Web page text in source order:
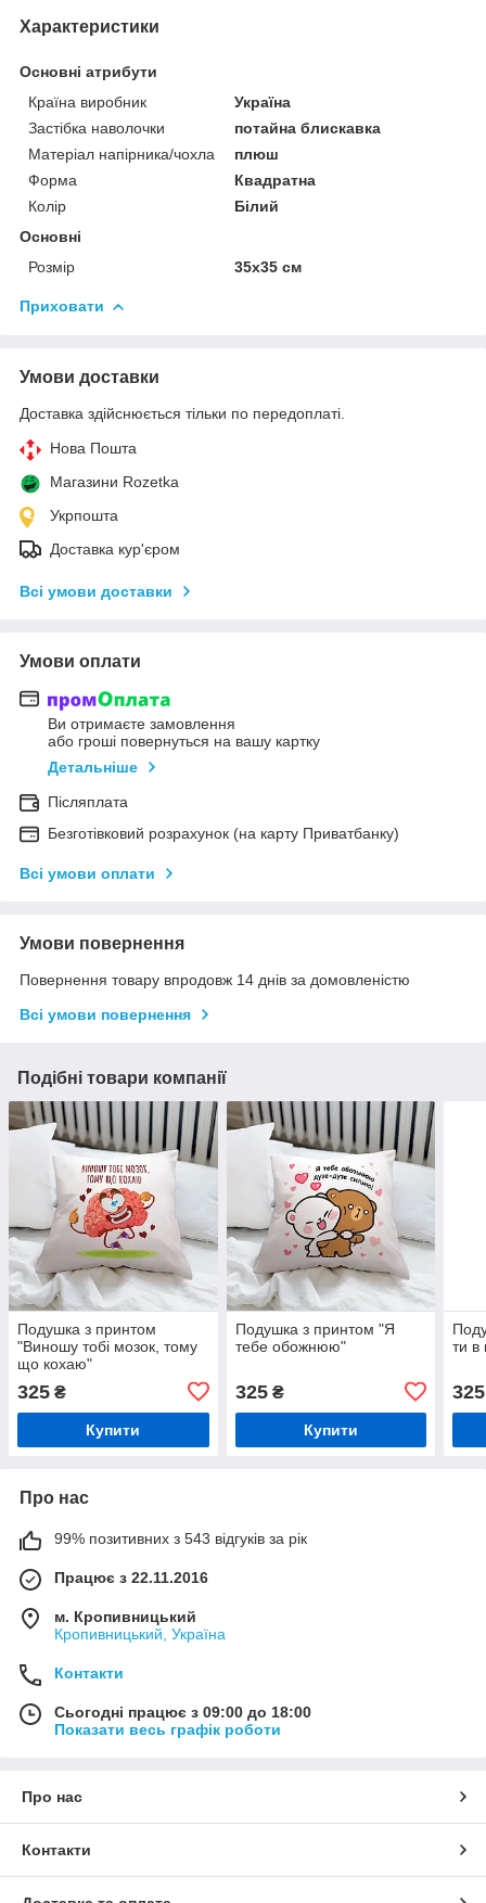
Характеристики
Основні атрибути
Країна виробник
Україна
Застібка наволочки
потайна блискавка
Матеріал напірника/чохла
плюш
Форма
Квадратна
Колір
Білий
Основні
Розмір
35x35 см
Приховати
Умови доставки
Доставка здійснюється тільки по передоплаті.
Нова Пошта
Магазини Rozetka
Укрпошта
Доставка кур'єром
Всі умови доставки
Умови оплати
Ви отримаєте замовлення
або гроші повернуться на вашу картку
Детальніше
Післяплата
Безготівковий розрахунок (на карту Приватбанку)
Всі умови оплати
Умови повернення
Повернення товару впродовж 14 днів за домовленістю
Всі умови повернення
Подібні товари компанії
Подушка з принтом
"Виношу тобі мозок, тому
що кохаю"
325 ₴
Купити
Подушка з принтом "Я
тебе обожнюю"
325₴
Купити
ти
325
Про нас
99% позитивних з 543 відгуків за рік
Працює з 22.11.2016
м. Кропивницький
Кропивницький, Україна
Контакти
Сьогодні працює з 09:00 до 18:00
Показати весь графік роботи
Про нас
Контакти